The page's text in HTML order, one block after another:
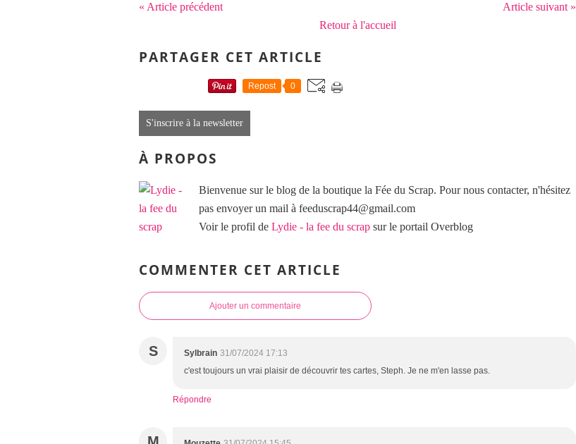
« Article précédent
Article suivant »
Retour à l'accueil
PARTAGER CET ARTICLE
Repost 0
S'inscrire à la newsletter
À PROPOS
Bienvenue sur le blog de la boutique la Fée du Scrap. Pour nous contacter, n'hésitez
pas envoyer un mail à feeduscrap44@gmail.com
Voir le profil de Lydie - la fee du scrap sur le portail Overblog
COMMENTER CET ARTICLE
Ajouter un commentaire
S Sylbrain 31/07/2024 17:13
c'est toujours un vrai plaisir de découvrir tes cartes, Steph. Je ne m'en lasse pas.
Répondre